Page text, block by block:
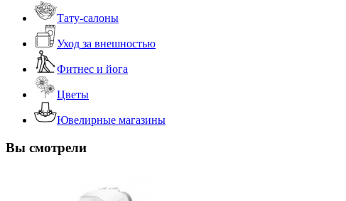
Тату-салоны
Уход за внешностью
Фитнес и йога
Цветы
Ювелирные магазины
Вы смотрели